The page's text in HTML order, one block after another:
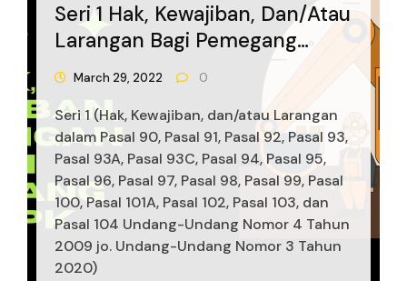
Seri 1 Hak, Kewajiban, Dan/atau
Larangan Bagi Pemegang
IUP/IUPK Dalam Undang-
Dan Batubara
March 29, 2022 0
Seri 1 (Hak, Kewajiban, dan/atau Larangan
dalam Pasal 90, Pasal 91, Pasal 92, Pasal 93,
Pasal 93A, Pasal 93C, Pasal 94, Pasal 95,
Pasal 96, Pasal 97, Pasal 98, Pasal 99, Pasal
100, Pasal 101A, Pasal 102, Pasal 103, dan
Pasal 104 Undang-Undang Nomor 4 Tahun
2009 jo. Undang-Undang Nomor 3 Tahun
2020)